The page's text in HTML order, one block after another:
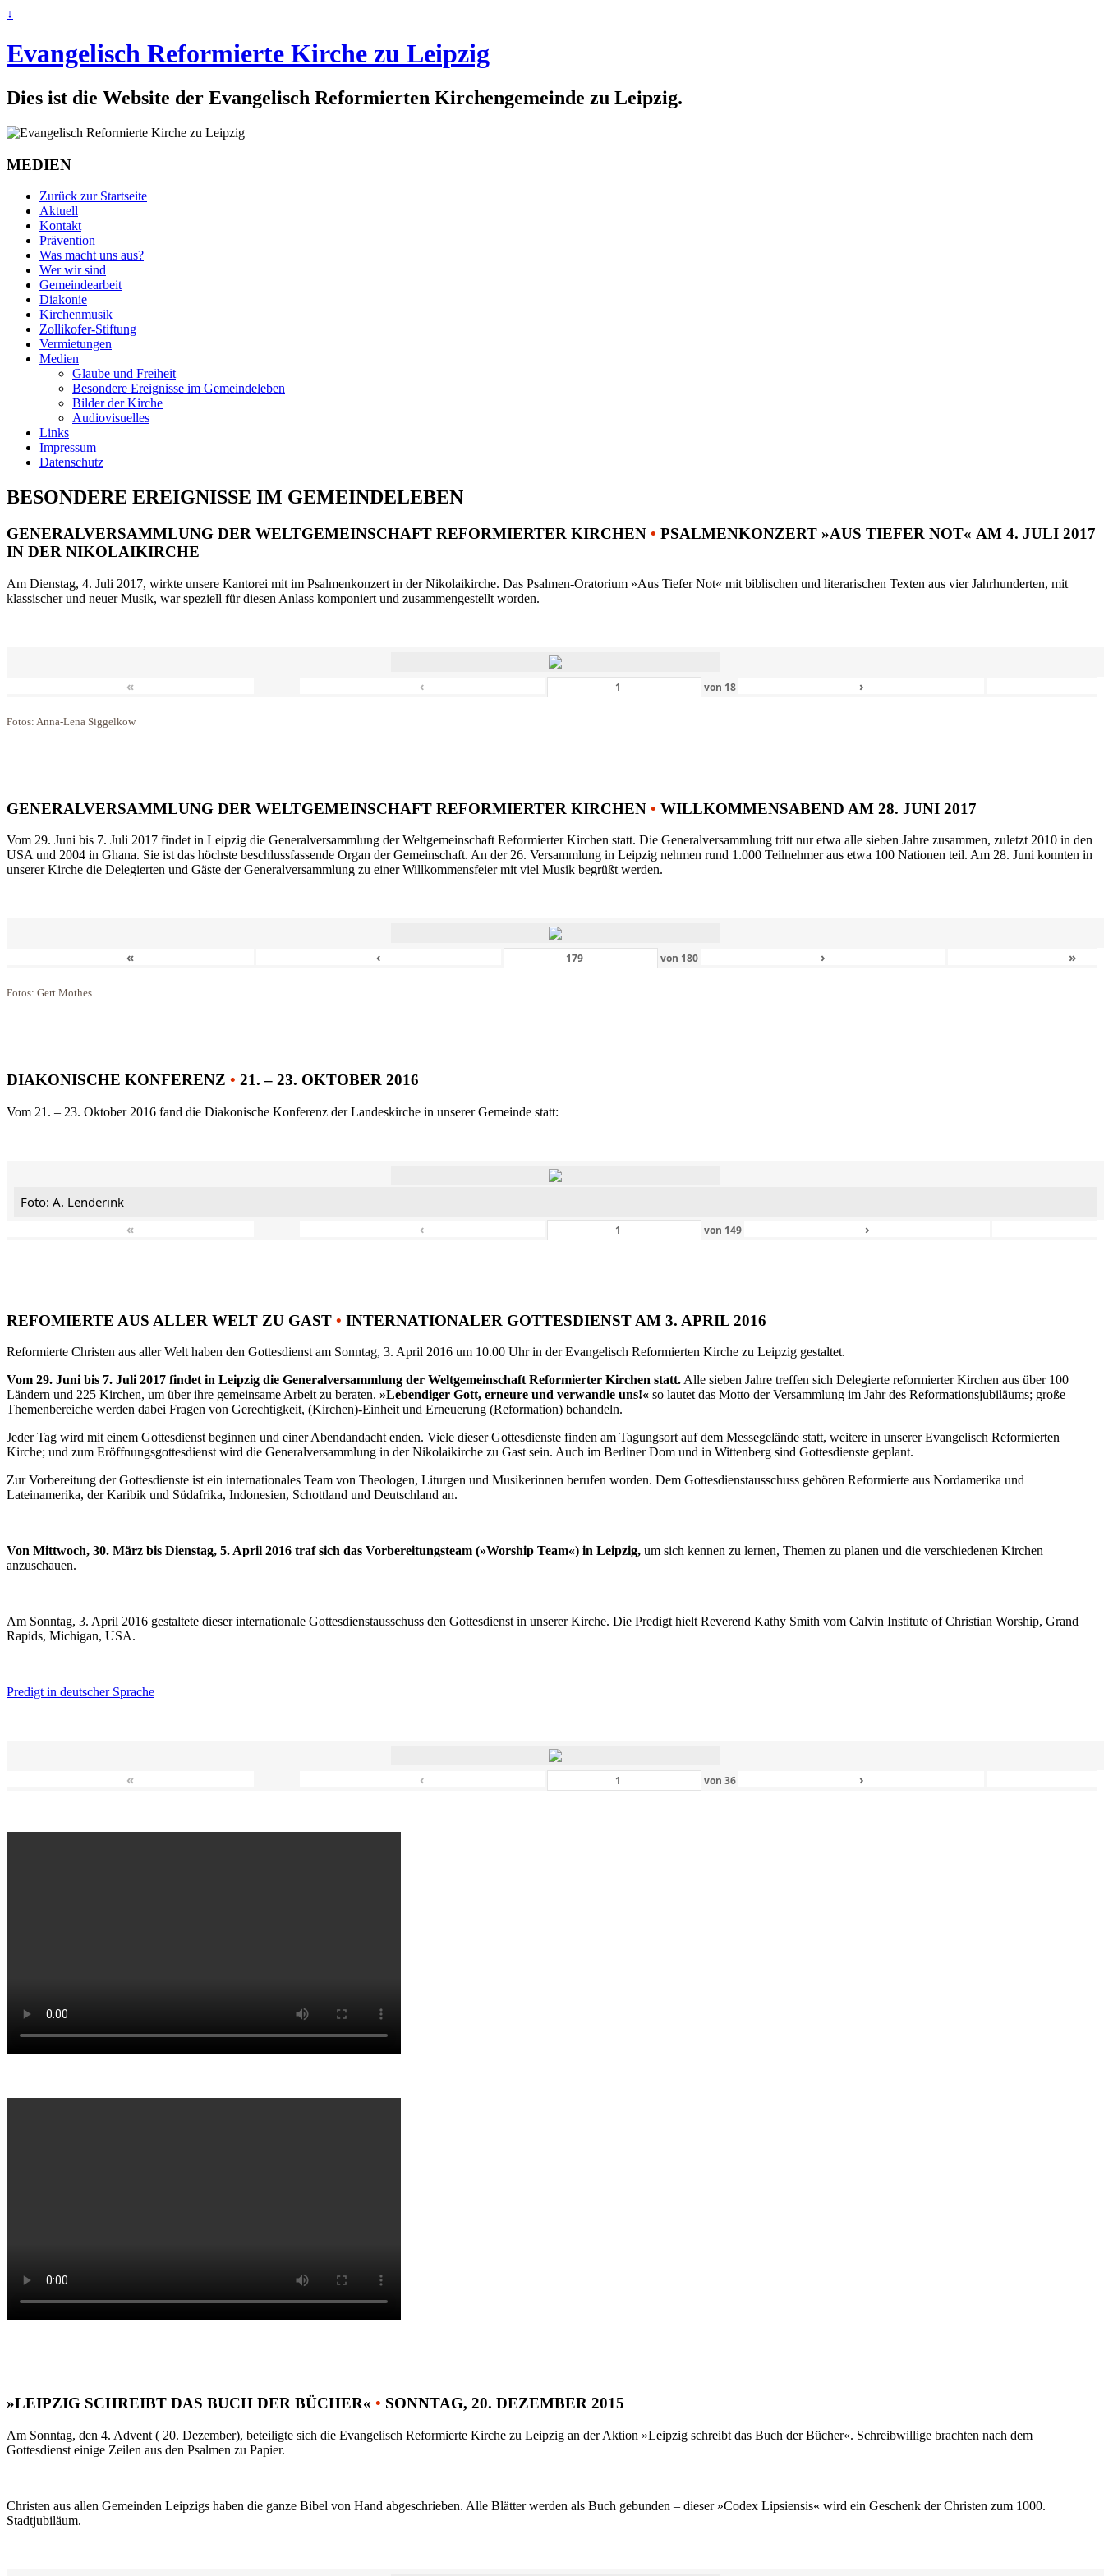
↓
Evangelisch Reformierte Kirche zu Leipzig
Dies ist die Website der Evangelisch Reformierten Kirchengemeinde zu Leipzig.
MEDIEN
Zurück zur Startseite
Aktuell
Kontakt
Prävention
Was macht uns aus?
Wer wir sind
Gemeindearbeit
Diakonie
Kirchenmusik
Zollikofer-Stiftung
Vermietungen
Medien
Glaube und Freiheit
Besondere Ereignisse im Gemeindeleben
Bilder der Kirche
Audiovisuelles
Links
Impressum
Datenschutz
BESONDERE EREIGNISSE IM GEMEINDELEBEN
GENERALVERSAMMLUNG DER WELTGEMEINSCHAFT REFORMIERTER KIRCHEN • PSALMENKONZERT »AUS TIEFER NOT« AM 4. JULI 2017
IN DER NIKOLAIKIRCHE
Am Dienstag, 4. Juli 2017, wirkte unsere Kantorei mit im Psalmenkonzert in der Nikolaikirche. Das Psalmen-Oratorium »Aus Tiefer Not« mit biblischen und literarischen Texten aus vier Jahrhunderten, mit
klassischer und neuer Musik, war speziell für diesen Anlass komponiert und zusammengestellt worden.
« ‹ von 18 ›
Fotos: Anna-Lena Siggelkow
GENERALVERSAMMLUNG DER WELTGEMEINSCHAFT REFORMIERTER KIRCHEN • WILLKOMMENSABEND AM 28. JUNI 2017
Vom 29. Juni bis 7. Juli 2017 findet in Leipzig die Generalversammlung der Weltgemeinschaft Reformierter Kirchen statt. Die Generalversammlung tritt nur etwa alle sieben Jahre zusammen, zuletzt 2010 in den
USA und 2004 in Ghana. Sie ist das höchste beschlussfassende Organ der Gemeinschaft. An der 26. Versammlung in Leipzig nehmen rund 1.000 Teilnehmer aus etwa 100 Nationen teil. Am 28. Juni konnten in
unserer Kirche die Delegierten und Gäste der Generalversammlung zu einer Willkommensfeier mit viel Musik begrüßt werden.
« ‹ von 180 › »
Fotos: Gert Mothes
DIAKONISCHE KONFERENZ • 21. – 23. OKTOBER 2016
Vom 21. – 23. Oktober 2016 fand die Diakonische Konferenz der Landeskirche in unserer Gemeinde statt:
Foto: A. Lenderink
«
‹ von 149 ›
REFOMIERTE AUS ALLER WELT ZU GAST • INTERNATIONALER GOTTESDIENST AM 3. APRIL 2016
Reformierte Christen aus aller Welt haben den Gottesdienst am Sonntag, 3. April 2016 um 10.00 Uhr in der Evangelisch Reformierten Kirche zu Leipzig gestaltet.
Vom 29. Juni bis 7. Juli 2017 findet in Leipzig die Generalversammlung der Weltgemeinschaft Reformierter Kirchen statt.Alle sieben Jahre treffen sich Delegierte reformierter Kirchen aus über 100
Ländern und 225 Kirchen, um über ihre gemeinsame Arbeit zu beraten. »Lebendiger Gott, erneure und verwandle uns!« so lautet das Motto der Versammlung im Jahr des Reformationsjubiläums; große
Themenbereiche werden dabei Fragen von Gerechtigkeit, (Kirchen)-Einheit und Erneuerung (Reformation) behandeln.
Jeder Tag wird mit einem Gottesdienst beginnen und einer Abendandacht enden. Viele dieser Gottesdienste finden am Tagungsort auf dem Messegelände statt, weitere in unserer Evangelisch Reformierten
Kirche; und zum Eröffnungsgottesdienst wird die Generalversammlung in der Nikolaikirche zu Gast sein. Auch im Berliner Dom und in Wittenberg sind Gottesdienste geplant.
Zur Vorbereitung der Gottesdienste ist ein internationales Team von Theologen, Liturgen und Musikerinnen berufen worden. Dem Gottesdienstausschuss gehören Reformierte aus Nordamerika und
Lateinamerika, der Karibik und Südafrika, Indonesien, Schottland und Deutschland an.
Von Mittwoch, 30. März bis Dienstag, 5. April 2016 traf sich das Vorbereitungsteam (»Worship Team«) in Leipzig, um sich kennen zu lernen, Themen zu planen und die verschiedenen Kirchen
anzuschauen.
Am Sonntag, 3. April 2016 gestaltete dieser internationale Gottesdienstausschuss den Gottesdienst in unserer Kirche. Die Predigt hielt Reverend Kathy Smith vom Calvin Institute of Christian Worship, Grand
Rapids, Michigan, USA.
Predigt in deutscher Sprache
« ‹ von36 ›
»LEIPZIG SCHREIBT DAS BUCH DER BÜCHER« • SONNTAG, 20. DEZEMBER 2015
Am Sonntag, den 4. Advent ( 20. Dezember), beteiligte sich die Evangelisch Reformierte Kirche zu Leipzig an der Aktion »Leipzig schreibt das Buch der Bücher«. Schreibwillige brachten nach dem
Gottesdienst einige Zeilen aus den Psalmen zu Papier.
Christen aus allen Gemeinden Leipzigs haben die ganze Bibel von Hand abgeschrieben. Alle Blätter werden als Buch gebunden – dieser »Codex Lipsiensis« wird ein Geschenk der Christen zum 1000.
Stadtjubiläum.